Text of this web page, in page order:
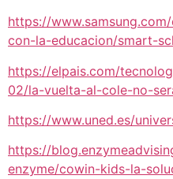
https://
con-la-educacion/smart-
https://elpais.com/
02/la-vuelta-al-cole-no-
https://www.uned.es/
https://
enzyme/cowin-kids-la-